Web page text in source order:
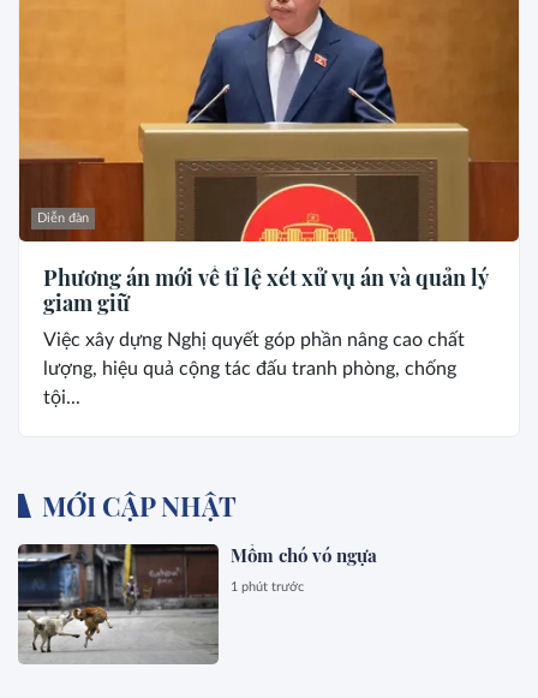
Diễn đàn
Phương án mới về tỉ lệ xét xử vụ án và quản lý
giam giữ
Việc xây dựng Nghị quyết góp phần nâng cao chất
lượng, hiệu quả cộng tác đấu tranh phòng, chống
tội...
MỚI CẬP NHẬT
Mồm chó vó ngựa
1 phút trước